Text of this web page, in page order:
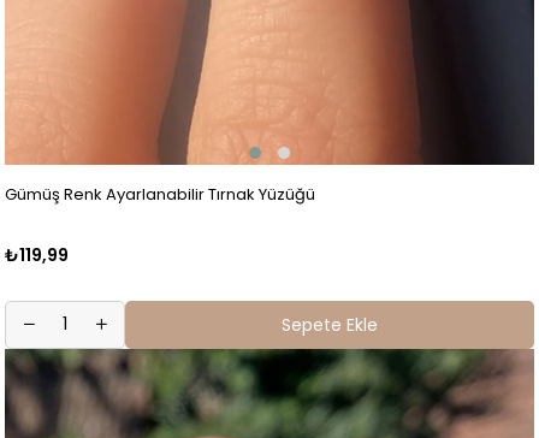
Gümüş Renk Ayarlanabilir Tırnak Yüzüğü
₺119,99
Sepete Ekle